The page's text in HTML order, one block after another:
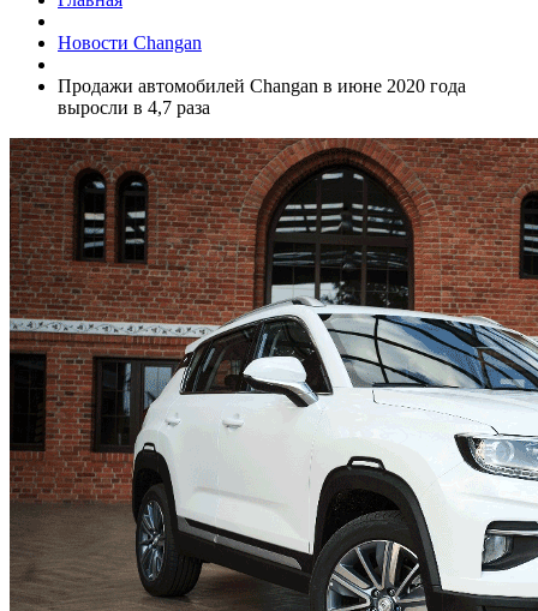
Новости Changan
Продажи автомобилей Changan в июне 2020 года
выросли в 4,7 раза